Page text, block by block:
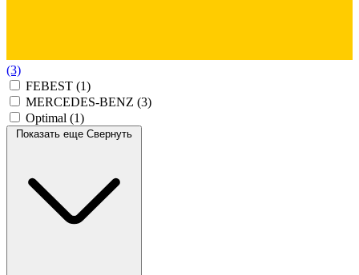
(3)
FEBEST (1)
MERCEDES-BENZ (3)
Optimal (1)
Показать еще Свернуть